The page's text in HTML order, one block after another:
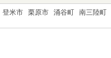
登米市 栗原市 涌谷町 南三陸町